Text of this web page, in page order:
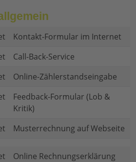
Kontakt-Formular im Internet
Call-Back-Service
Online-Zählerstandseingabe
Feedback-Formular (Lob &
Kritik)
Musterrechnung auf Webseite
Online Rechnungserklärung